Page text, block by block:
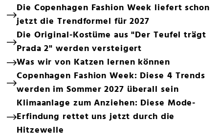
Die Copenhagen Fashion Week liefert schon
jetzt die Trendformel für 2027
Die Original-Kostüme aus "Der Teufel trägt
Prada 2" werden versteigert
Was wir von Katzen lernen können
Copenhagen Fashion Week: Diese 4 Trends
werden im Sommer 2027 überall sein
Klimaanlage zum Anziehen: Diese Mode-
Erfindung rettet uns jetzt durch die
Hitzewelle